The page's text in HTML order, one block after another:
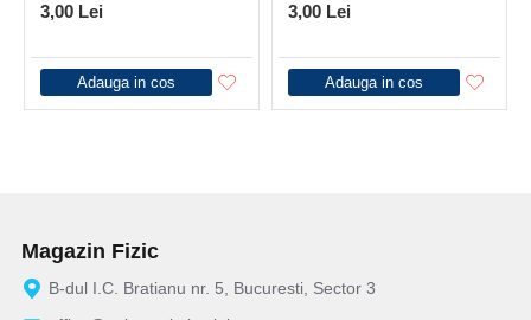
3,00 Lei
Adauga in cos
3,00 Lei
Adauga in cos
Magazin Fizic
B-dul I.C. Bratianu nr. 5, Bucuresti, Sector 3